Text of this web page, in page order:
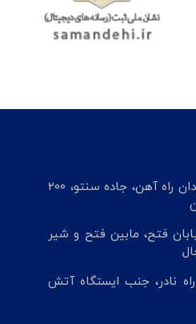
شعبه مرکزی: تبریز، میدان راه آهن، جاده سنتو، 200
فتح، مابین فتح و شیر
نادر، جنب ایستگاه آتش